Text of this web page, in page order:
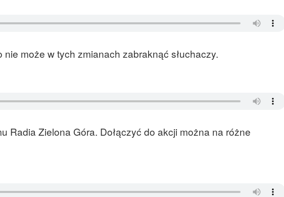
nie może w tych zmianach zabraknąć słuchaczy.
Radia Zielona Góra. Dołączyć do akcji można na różne